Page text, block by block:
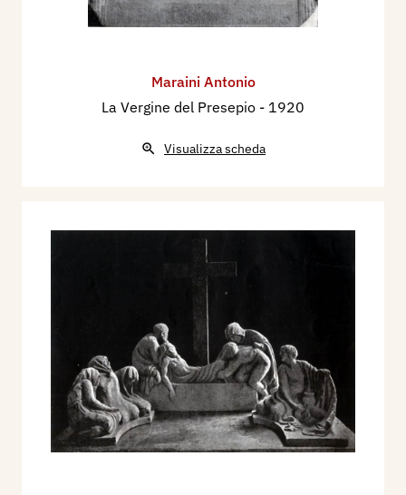
Maraini Antonio
La Vergine del Presepio - 1920
Visualizza scheda